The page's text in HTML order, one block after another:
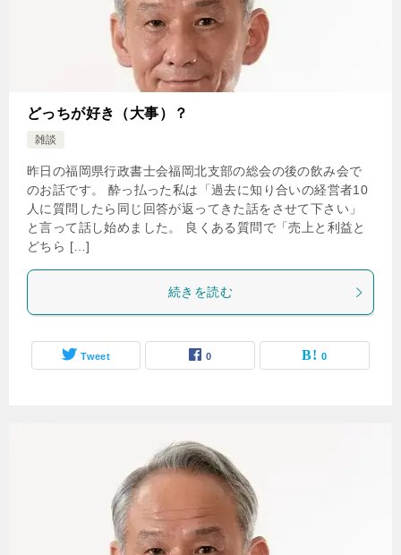
どっちが好き（大事）？
雑談
昨日の福岡県行政書士会福岡北支部の総会の後の飲み会で
のお話です。 酔っ払った私は「過去に知り合いの経営者10
人に質問したら同じ回答が返ってきた話をさせて下さい」
と言って話し始めました。 良くある質問で「売上と利益と
どちら […]
続きを読む
Tweet 0 0